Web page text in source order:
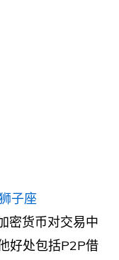
子座
密货币对交易中
好处包括P2P借